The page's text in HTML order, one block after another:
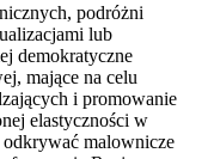
podróżni
lub
demokratyczne
mające na celu
i promowanie
elastyczności w
malownicze